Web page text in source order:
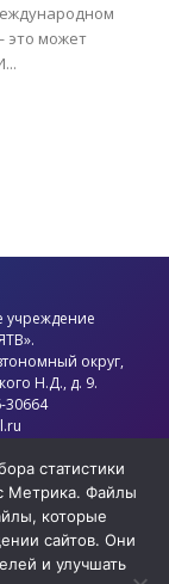
это может
учреждение
округ,
Н.Д., д. 9.
30664
статистики
Метрика. Файлы
которые
сайтов. Они
и улучшать